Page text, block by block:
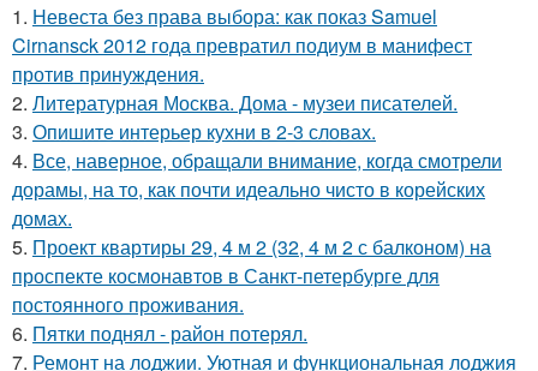
1. Невеста без права выбора: как показ Samuel
Cirnansck 2012 года превратил подиум в манифест
против принуждения.
2. Литературная Москва. Дома - музеи писателей.
3. Опишите интерьер кухни в 2-3 словах.
4. Все, наверное, обращали внимание, когда смотрели
дорамы, на то, как почти идеально чисто в корейских
домах.
5. Проект квартиры 29, 4 м 2 (32, 4 м 2 с балконом) на
проспекте космонавтов в Санкт-петербурге для
постоянного проживания.
6. Пятки поднял - район потерял.
7. Ремонт на лоджии. Уютная и функциональная лоджия